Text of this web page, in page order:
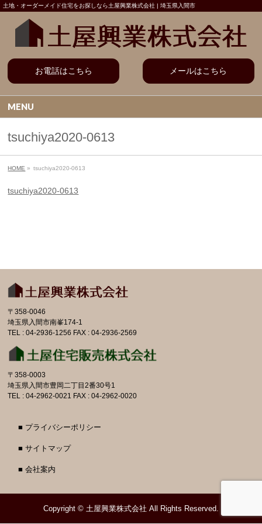
土地・オーダーメイド住宅をお探しなら土屋興業株式会社 | 埼玉県入間市
お電話はこちら メールはこちら
MENU
tsuchiya2020-0613
HOME » tsuchiya2020-0613
tsuchiya2020-0613
〒358-0046
埼玉県入間市南峯174-1
TEL : 04-2936-1256 FAX : 04-2936-2569
〒358-0003
埼玉県入間市豊岡二丁目2番30号1
TEL : 04-2962-0021 FAX : 04-2962-0020
■ プライバシーポリシー
■ サイトマップ
■ 会社案内
Copyright © 土屋興業株式会社 All Rights Reserved.